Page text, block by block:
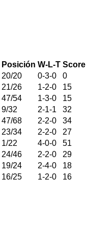
Posición W-L-T Score
20/20 0-3-0
0
21/26 1-2-0
15
47/54 1-3-0
15
9/32 2-1-1
32
47/68 2-2-0
34
23/34 2-2-0
27
1/22 4-0-0
51
24/46 2-2-0
29
19/24 2-4-0
18
16/25 1-2-0 16